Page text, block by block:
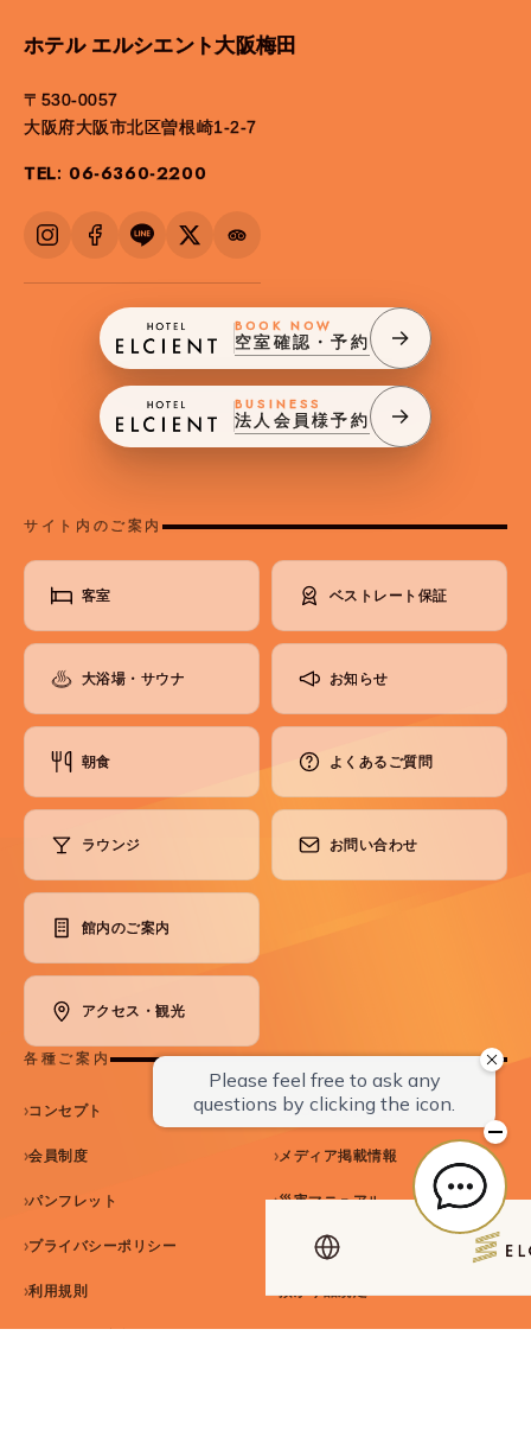
ホテル エルシエント大阪梅田
〒530-0057
大阪府大阪市北区曽根崎1-2-7
TEL: 06-6360-2200
BOOK NOW
空室確認・予約
BUSINESS
法人会員様予約
サイト内のご案内
客室
大浴場・サウナ
朝食
ラウンジ
館内のご案内
アクセス・観光
ベストレート保証
お知らせ
よくあるご質問
お問い合わせ
各種ご案内
コンセプト SDGsへの取り組み
会員制度 メディア掲載情報
パンフレット 災害マニュアル
プライバシーポリシー 宿泊約款
利用規則